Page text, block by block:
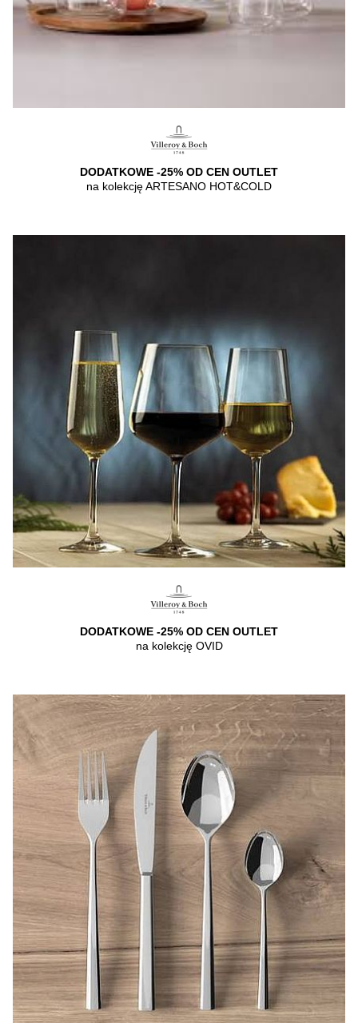
DODATKOWE -25% OD CEN OUTLET
na kolekcję ARTESANO HOT&COLD
DODATKOWE -25% OD CEN OUTLET
na kolekcję OVID